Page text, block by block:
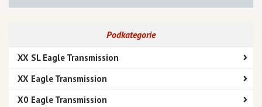
Podkategorie
XX SL Eagle Transmission
XX Eagle Transmission
X0 Eagle Transmission